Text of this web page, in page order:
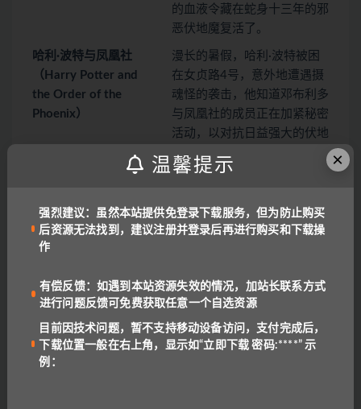
的血液令藏在蛇身十三年的邪
恶伏地魔复活了。
哈利·波特与凤凰社
（Harry Potter and
the Order of the
Phoenix）
漫长的暑假，哈利·波特被困
在女贞路4号，意外地遭遇摄
魂怪的袭击，他知道邓布利多
与凤凰社的成员正在加紧秘密
活动，以对抗日益强大的伏地
魔。但是所有的人都不愿向他
透露更多的情况……
沃茨，然而邓布利多不愿见
他，海格不知去向。更糟糕的
尽头的门时，他都会头痛欲裂
从梦中惊醒，觉得自己的身体
里蠕动着一条大蛇，
大蛇的影子在哈利的脑海里越
×
温馨提示
强烈建议：虽然本站提供免登录下载服务，但为防止购买
后资源无法找到，建议注册并登录后再进行购买和下载操
作
有偿反馈：如遇到本站资源失效的情况，加站长联系方式
进行问题反馈可免费获取任意一个自选资源
目前因技术问题，暂不支持移动设备访问，支付完成后，
下载位置一般在右上角，显示如“立即下载 密码:****” 示
例：